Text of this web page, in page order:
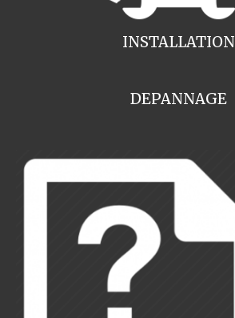
INSTALLATION
DEPANNAGE